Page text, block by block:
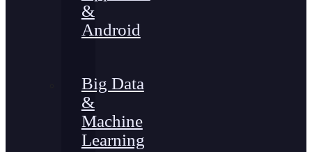
&
Android
Big Data
&
Machine
Learning